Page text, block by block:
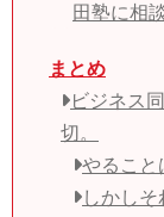
田塾に相
まとめ
ビジネス
切。
やること
しかし